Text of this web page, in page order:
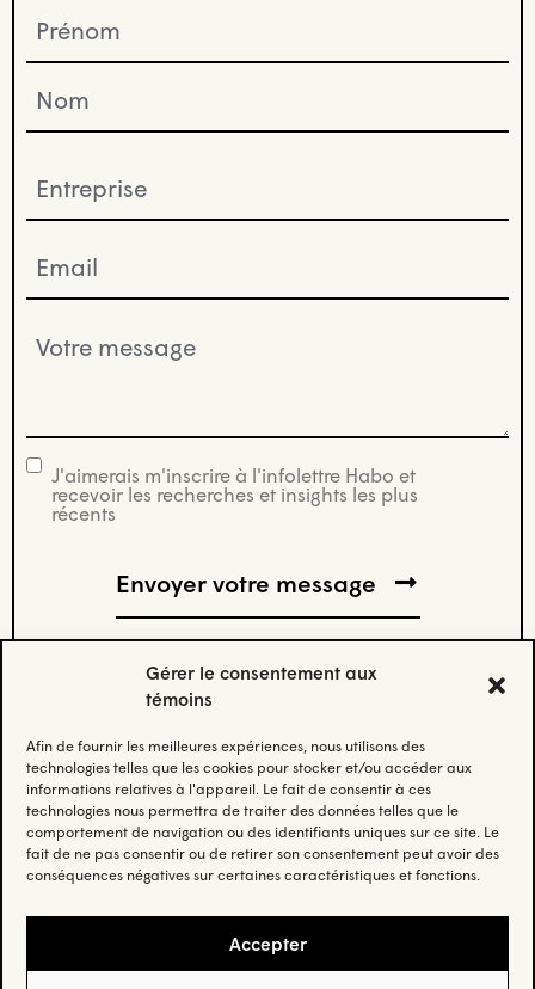
Gérer le consentement aux
témoins
Afin de fournir les meilleures expériences, nous utilisons des
technologies telles que les cookies pour stocker et/ou accéder aux
informations relatives à l'appareil. Le fait de consentir à ces
technologies nous permettra de traiter des données telles que le
comportement de navigation ou des identifiants uniques sur ce site. Le
fait de ne pas consentir ou de retirer son consentement peut avoir des
conséquences négatives sur certaines caractéristiques et fonctions.
Accepter
(Nécessaire)
(Nécessaire)
message
infolettre
J'aimerais m'inscrire à l'infolettre Habo et
recevoir les recherches et insights les plus
récents
Abonnez-vous à notre infolettre.
Restez à jour et recevez nos données et nos insights les
plus récents.